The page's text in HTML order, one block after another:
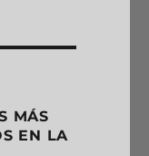
MÁS
EN LA